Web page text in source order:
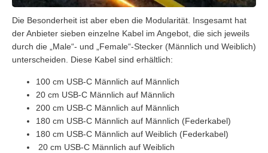
Die Besonderheit ist aber eben die Modularität. Insgesamt hat
der Anbieter sieben einzelne Kabel im Angebot, die sich jeweils
durch die „Male“- und „Female“-Stecker (Männlich und Weiblich)
unterscheiden. Diese Kabel sind erhältlich:
100 cm USB-C Männlich auf Männlich
20 cm USB-C Männlich auf Männlich
200 cm USB-C Männlich auf Männlich
180 cm USB-C Männlich auf Männlich (Federkabel)
180 cm USB-C Männlich auf Weiblich (Federkabel)
20 cm USB-C Männlich auf Weiblich